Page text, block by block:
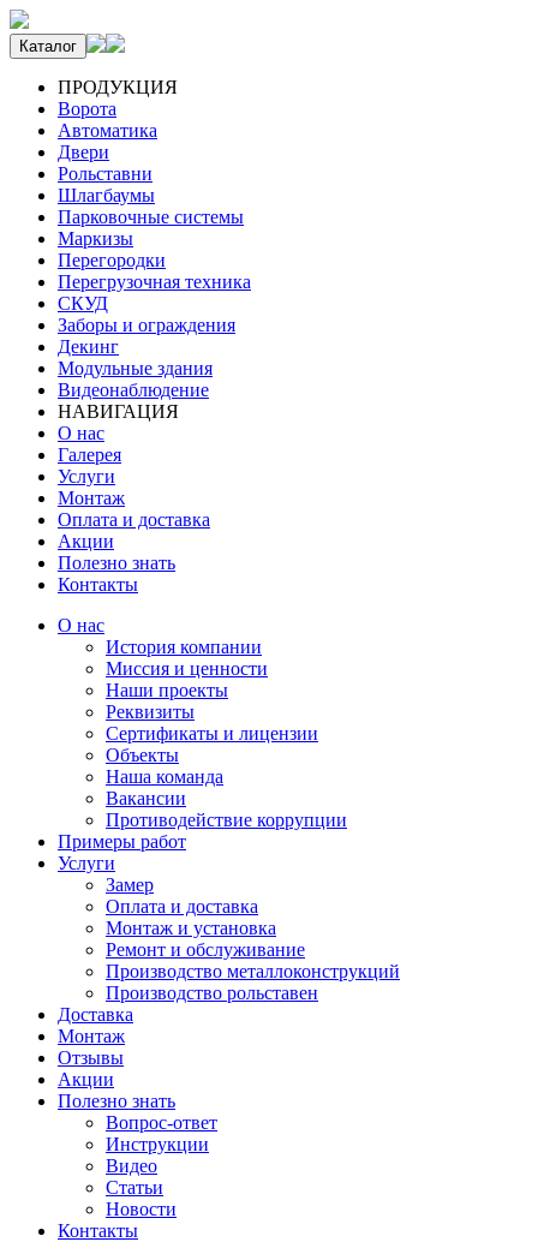
Каталог
ПРОДУКЦИЯ
Ворота
Автоматика
Двери
Рольставни
Шлагбаумы
Парковочные системы
Маркизы
Перегородки
Перегрузочная техника
СКУД
Заборы и ограждения
Декинг
Модульные здания
Видеонаблюдение
НАВИГАЦИЯ
О нас
Галерея
Услуги
Монтаж
Оплата и доставка
Акции
Полезно знать
Контакты
О нас
История компании
Миссия и ценности
Наши проекты
Реквизиты
Сертификаты и лицензии
Объекты
Наша команда
Вакансии
Противодействие коррупции
Примеры работ
Услуги
Замер
Оплата и доставка
Монтаж и установка
Ремонт и обслуживание
Производство металлоконструкций
Производство рольставен
Доставка
Монтаж
Отзывы
Акции
Полезно знать
Вопрос-ответ
Инструкции
Видео
Статьи
Новости
Контакты